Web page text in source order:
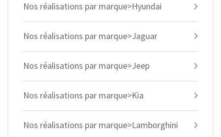
Nos réalisations par marque>Hyundai
Nos réalisations par marque>Jaguar
Nos réalisations par marque>Jeep
Nos réalisations par marque>Kia
Nos réalisations par marque>Lamborghini